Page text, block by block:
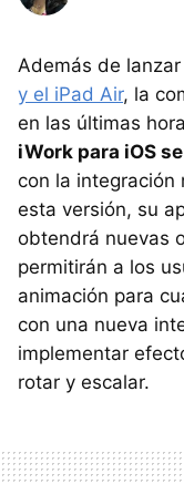
Además de lanzar
y el iPad Air, la
en las últimas
iWork para iOS
con la integración
esta versión, su
obtendrá nuevas
permitirán a los
animación para
con una nueva
implementar
rotar y escalar.